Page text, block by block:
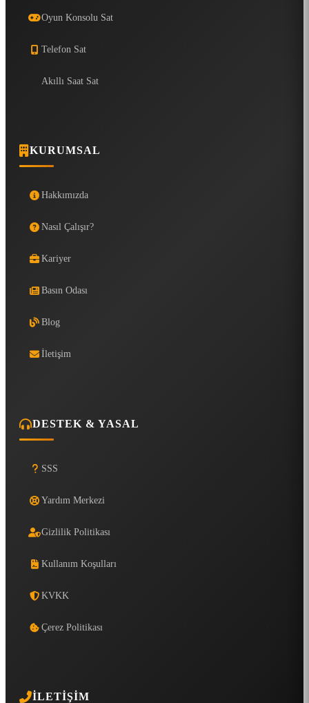
Oyun Konsolu Sat
Telefon Sat
Akıllı Saat Sat
KURUMSAL
Hakkımızda
Nasıl Çalışır?
Kariyer
Basın Odası
Blog
İletişim
DESTEK & YASAL
SSS
Yardım Merkezi
Gizlilik Politikası
Kullanım Koşulları
KVKK
Çerez Politikası
İLETIŞIM